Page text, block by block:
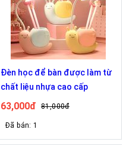
Đèn học để bàn được làm từ
chất liệu nhựa cao cấp
63,000đ 81,000đ
Đã bán: 1